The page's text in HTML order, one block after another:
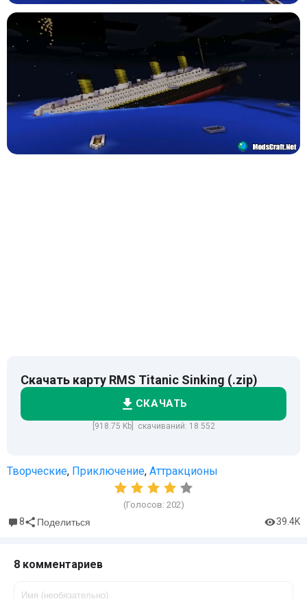
Скачать карту RMS Titanic Sinking (.zip)
СКАЧАТЬ
[918.75 Kb] скачиваний: 18 552
Творческие, Приключение, Аттракционы
(Голосов: 202)
8 Поделиться 39.4K
8 комментариев